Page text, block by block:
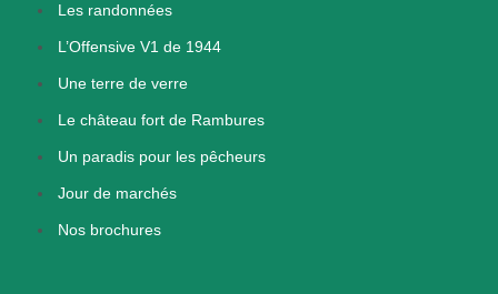
Les randonnées
L’Offensive V1 de 1944
Une terre de verre
Le château fort de Rambures
Un paradis pour les pêcheurs
Jour de marchés
Nos brochures